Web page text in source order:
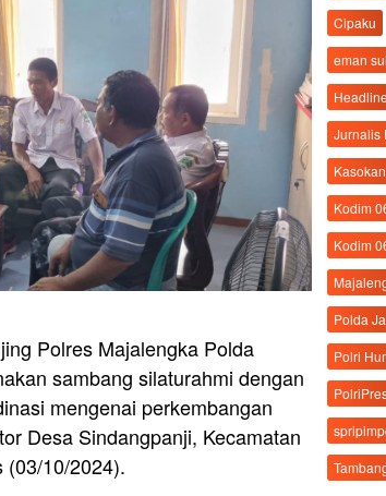
Polres Majalengka Polda
sambang silaturahmi dengan
mengenai perkembangan
Desa Sindangpanji, Kecamatan
(03/10/2024).
Cipaku
eman
Headline
Jurnalis
Kodim
Kodim
Polda
Polri